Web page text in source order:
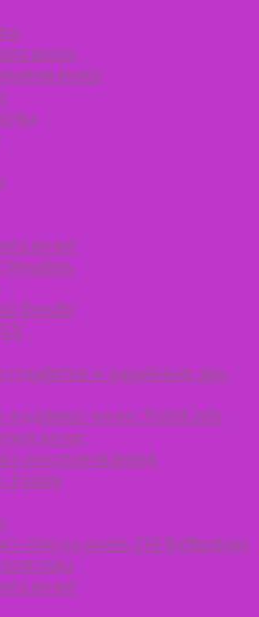
волос
волос
волос
Wonders
Results
сульфатов и парабенов эко-
кудрявых волос NutriCurls
волос
восстановления
Fusion
блеска волос Oil Reflections
волос